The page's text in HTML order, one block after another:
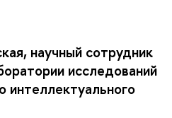
научный сотрудник
исследований
интеллектуального